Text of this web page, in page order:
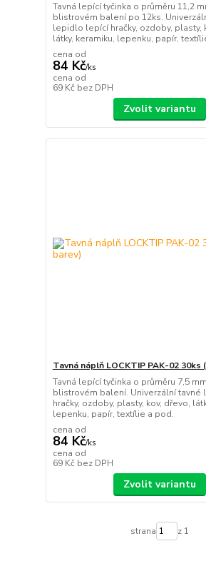
Tavná lepící tyčinka o průměru 11,2
blistrovém balení po 12ks.
lepidlo lepící hračky, ozdoby, plasty,
látky, keramiku, lepenku, papír,
cena od
84 Kč/ks
cena od
69 Kč bez DPH
Zvolit variantu
Tavná náplň LOCKTIP PAK-02 30ks
Tavná lepící tyčinka o průměru 7,5
blistrovém balení. Univerzální
hračky, ozdoby, plasty, kov, dřevo,
lepenku, papír, textílie a pod.
cena od
84 Kč/ks
cena od
69 Kč bez DPH
Zvolit variantu
strana z 1